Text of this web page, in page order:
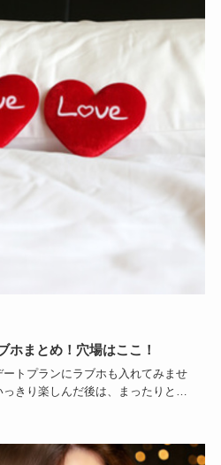
ホまとめ！穴場はここ！
トプランにラブホも入れてみませ
きり楽しんだ後は、まったりとラ